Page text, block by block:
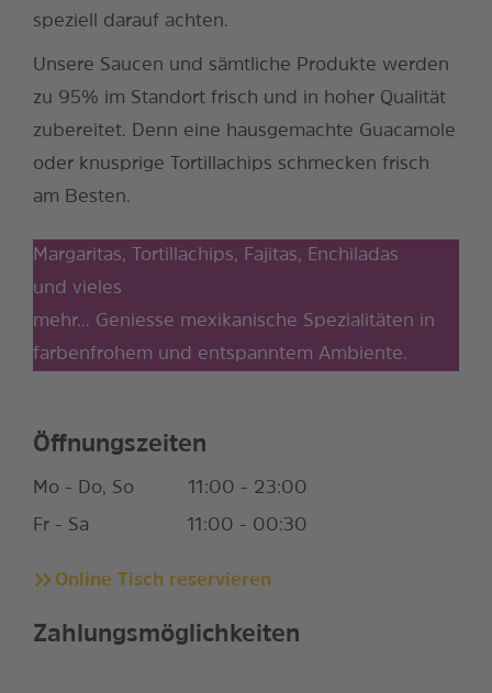
speziell darauf achten.
Unsere Saucen und sämtliche Produkte werden
zu 95% im Standort frisch und in hoher Qualität
zubereitet. Denn eine hausgemachte Guacamole
oder knusprige Tortillachips schmecken frisch
am Besten.
Margaritas, Tortillachips, Fajitas, Enchiladas
und vieles
mehr... Geniesse mexikanische Spezialitäten in
farbenfrohem und entspanntem Ambiente.
Öffnungszeiten
Mo - Do, So
11:00 - 23:00
Fr - Sa
11:00 - 00:30
Online Tisch reservieren
Zahlungsmöglichkeiten